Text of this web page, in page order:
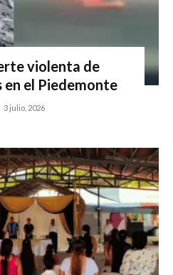
violenta de
el Piedemonte
3 julio, 2026